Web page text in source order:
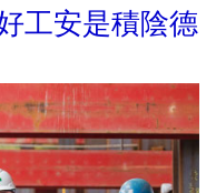
工安是積陰德